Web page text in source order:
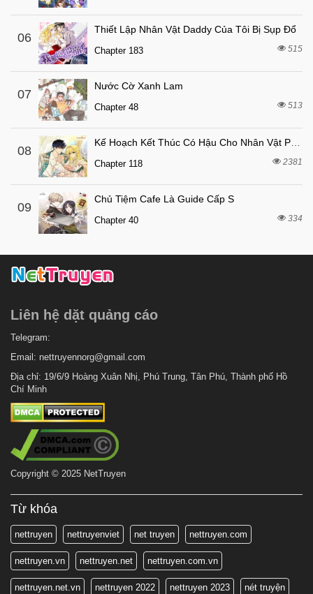
Chapter 605 6 tháng trước
Chapter 604 6 tháng trước
Chapter 603
Chapter 602 6 tháng trước
Chapter 601
Chapter 600 6 tháng trước
Chapter 599
Chapter 598
Chapter 597 6 tháng trước
Chapter 596
Chapter 594
Chapter 592 6 tháng trước
Chapter 591
Chapter 590
Chapter 589 6 tháng trước
Chapter 588
Chapter 587
Chapter 586
Chapter 585
6 tháng trước
Chapter 583
Chapter 582 6 tháng trước
Chapter 581 6 tháng trước
6 tháng trước
06
Thiết Lập Nhân Vật Daddy Của Tôi Bị Sụp Đổ
Chapter 183 515
07
Nước Cờ Xanh Lam
Chapter 48 513
08
Chapter 118 2381
09
Chủ Tiệm Cafe Là Guide Cấp S
Chapter 40 334
Liên hệ dặt quảng cáo
Telegram:
Email: nettruyennorg@gmail.com
Địa chỉ: 19/6/9 Hoàng Xuân Nhị, Phú Trung, Tân Phú, Thành phố Hồ
Chí Minh
Copyright © 2025 NetTruyen
Từ khóa
nettruyen nettruyenviet net truyen nettruyen.com
nettruyen.vn nettruyen.net nettruyen.com.vn
nettruyen.net.vn nettruyen 2022 nettruyen 2023 nét truyện